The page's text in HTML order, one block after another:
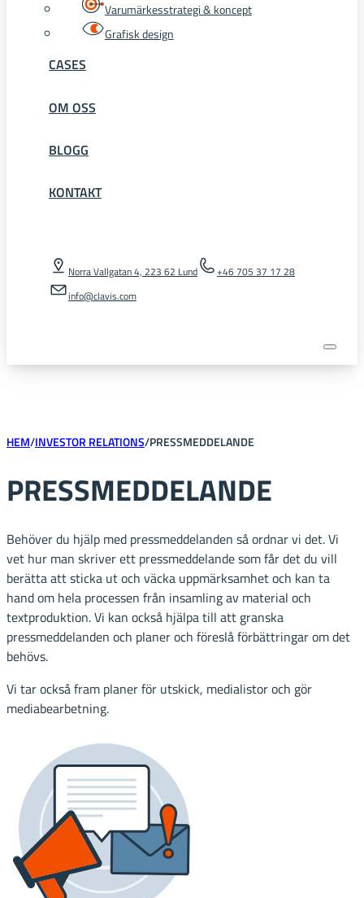
Varumärkesstrategi & koncept
Grafisk design
CASES
OM OSS
BLOGG
KONTAKT
Norra Vallgatan 4, 223 62 Lund
+46 705 37 17 28
info@clavis.com
HEM/INVESTOR RELATIONS/PRESSMEDDELANDE
PRESSMEDDELANDE
Behöver du hjälp med pressmeddelanden så ordnar vi det. Vi
vet hur man skriver ett pressmeddelande som får det du vill
berätta att sticka ut och väcka uppmärksamhet och kan ta
hand om hela processen från insamling av material och
textproduktion. Vi kan också hjälpa till att granska
pressmeddelanden och planer och föreslå förbättringar om det
behövs.
Vi tar också fram planer för utskick, medialistor och gör
mediabearbetning.